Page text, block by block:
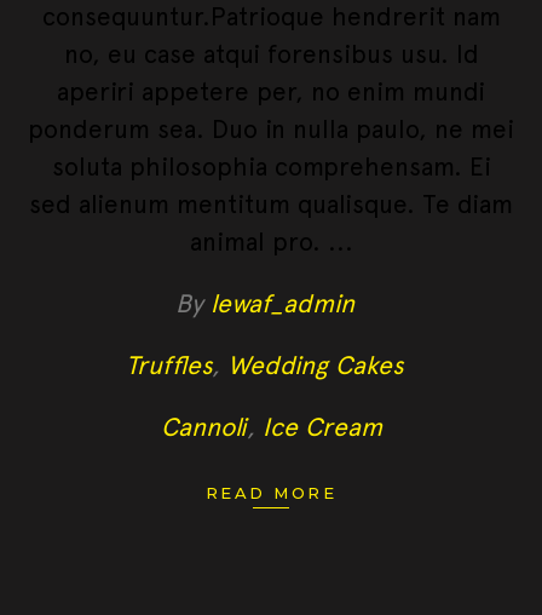
consequuntur.Patrioque hendrerit nam
no, eu case atqui forensibus usu. Id
aperiri appetere per, no enim mundi
ponderum sea. Duo in nulla paulo, ne mei
soluta philosophia comprehensam. Ei
sed alienum mentitum qualisque. Te diam
animal pro.
By lewaf_admin
Truffles, Wedding Cakes
Cannoli, Ice Cream
READ MORE